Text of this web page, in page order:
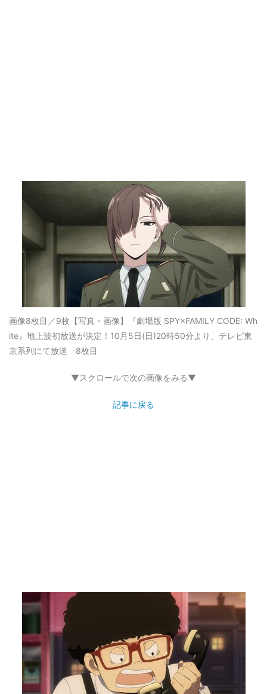
画像8枚目／9枚 【写真・画像】『劇場版 SPY×FAMILY CODE: Wh
ite』地上波初放送が決定！10月5日(日)20時50分より、テレビ東
京系列にて放送 8枚目
▼スクロールで次の画像をみる▼
記事に戻る